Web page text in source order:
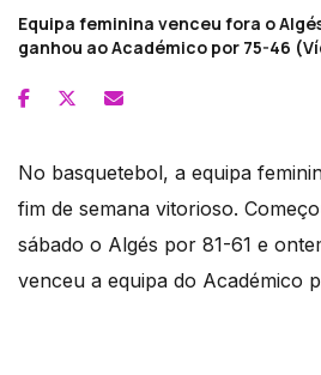
Equipa feminina venceu fora o
ganhou ao Académico por 75-46
No basquetebol, a equipa
fim de semana vitorioso.
sábado o Algés por 81-61 e
venceu a equipa do Académico